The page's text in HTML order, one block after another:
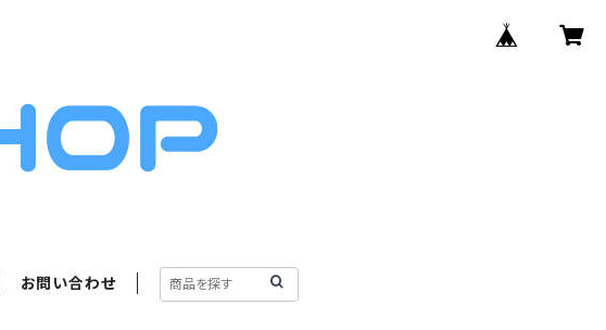
お問い合わせ